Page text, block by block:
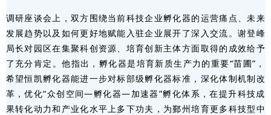
调研座谈会上，双方围绕当前科技企业孵化器的运营痛点、未来
发展趋势以及如何更好地赋能入驻企业展开了深入交流。谢登峰
局长对园区在集聚科创资源、培育创新主体方面取得的成效给予
了充分肯定。他指出，孵化器是培育新质生产力的重要“苗圃”，
希望恒凯孵化器能进一步对标部级孵化器标准，深化体制机制改
革，优化“众创空间—孵化器—加速器”孵化体系，在提升科技成
果转化动力和产业化水平上多下功夫，为鄞州培育更多科技型中